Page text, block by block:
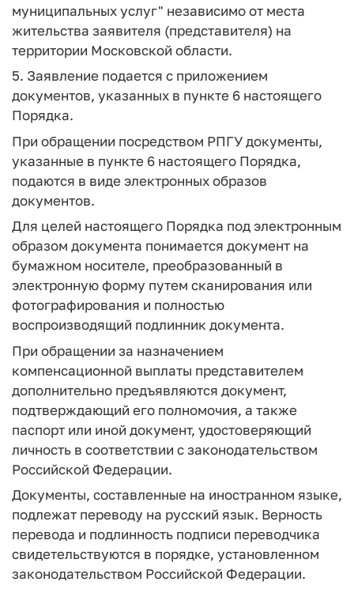
муниципальных услуг" независимо от места
жительства заявителя (представителя) на
территории Московской области.
5. Заявление подается с приложением
документов, указанных в пункте 6 настоящего
Порядка.
При обращении посредством РПГУ документы,
указанные в пункте 6 настоящего Порядка,
подаются в виде электронных образов
документов.
Для целей настоящего Порядка подэлектронным
образом документа понимается документ на
бумажном носителе, преобразованный в
электронную форму путем сканирования или
фотографирования и полностью
воспроизводящий подлинник документа.
При обращении за назначением
компенсационной выплаты представителем
дополнительно предъявляются документ,
подтверждающий его полномочия, а также
паспорт или иной документ, удостоверяющий
личность в соответствии с законодательством
Российской Федерации.
Документы, составленные на иностранном языке,
подлежат переводу на русский язык. Верность
перевода и подлинность подписи переводчика
свидетельствуются в порядке, установленном
законодательством Российской Федерации.